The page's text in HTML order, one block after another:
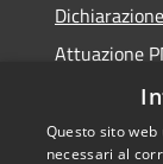
Attuazione
Questo sito
necessari al